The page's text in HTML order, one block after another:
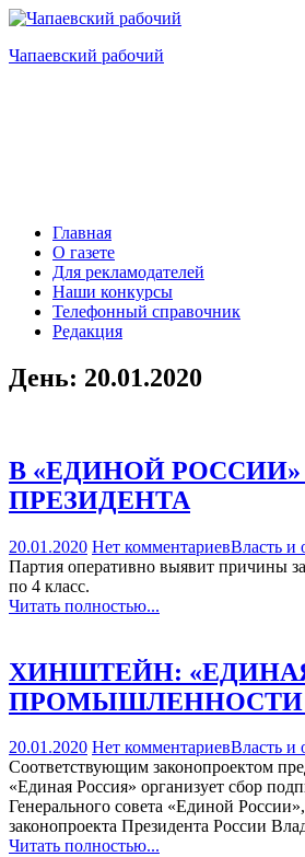
Перейти
содержимому
Чапаевский рабочий
Главная
О газете
Для рекламодателей
Наши конкурсы
Телефонный справочник
Редакция
День: 20.01.2020
В «ЕДИНОЙ
ПРЕЗИДЕНТА
20.01.2020 Нет комментариевВласть и
Партия оперативно выявит причины
по 4 класс.
Читать полностью...
ХИНШТЕЙН:
ПРОМЫШЛЕННОСТИ
20.01.2020 Нет комментариевВласть и
Соответствующим законопроектом
«Единая Россия» организует сбор
Генерального совета «Единой
законопроекта Президента России
Читать полностью...